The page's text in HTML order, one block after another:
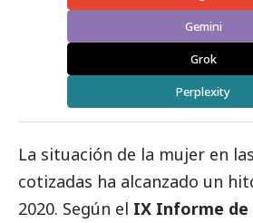
Gemini
Grok
Perplexity
La situación de la mujer en
cotizadas ha alcanzado un
2020. Según el IX Informe de